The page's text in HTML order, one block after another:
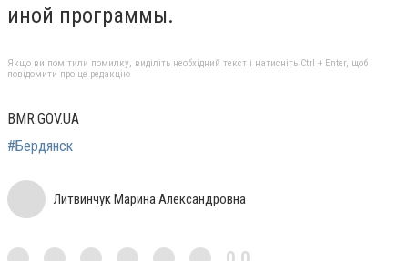
иной программы.
Якщо ви помітили помилку, виділіть необхідний текст і натисніть Ctrl + Enter, щоб
повідомити про це редакцію
BMR.GOV.UA
#Бердянск
Литвинчук Марина Александровна